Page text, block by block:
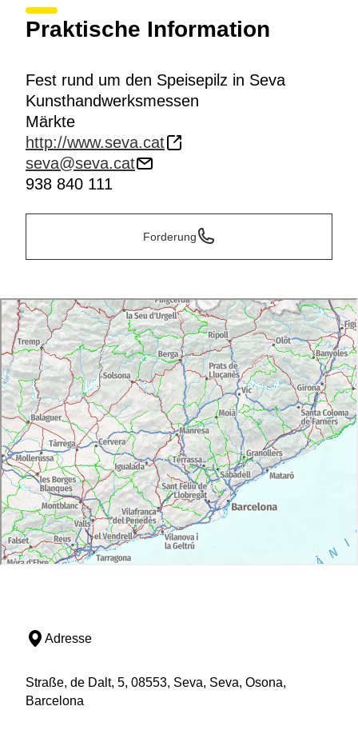
Praktische Information
Fest rund um den Speisepilz in Seva
Kunsthandwerksmessen
Märkte
http://www.seva.cat
seva@seva.cat
938 840 111
Forderung
Adresse
Straße, de Dalt, 5, 08553, Seva, Seva, Osona,
Barcelona